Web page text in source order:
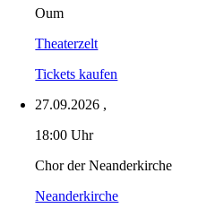
Oum
Theaterzelt
Tickets kaufen
27.09.2026 ,
18:00 Uhr
Chor der Neanderkirche
Neanderkirche